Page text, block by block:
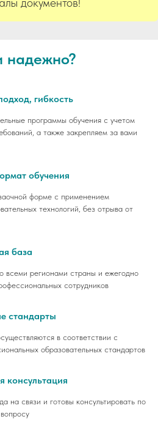
надежно?
гибкость
программы обучения с учетом
а также закрепляем за вами
обучения
форме с применением
технологий, без отрыва от
база
всеми регионами страны и ежегодно
сотрудников
стандарты
в соответствии с
образовательных стандартов
консультация
на связи и готовы консультировать по